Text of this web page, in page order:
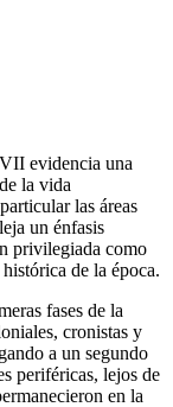
evidencia una
la vida
las áreas
un énfasis
privilegiada como
de la época.
fases de la
cronistas y
a un segundo
periféricas, lejos de
en la